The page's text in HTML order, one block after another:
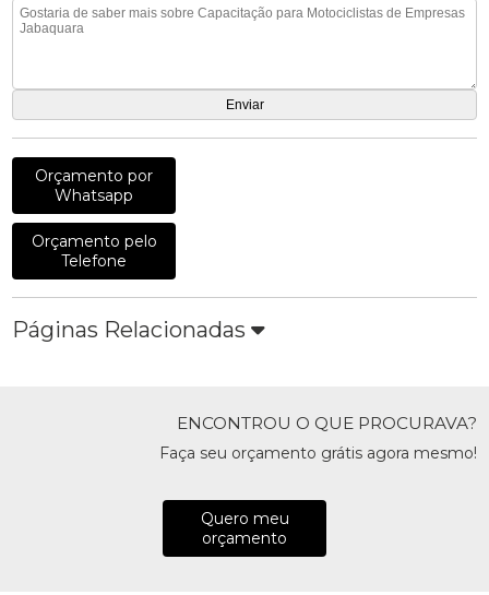
Orçamento por
Whatsapp
Orçamento pelo
Telefone
Páginas Relacionadas
ENCONTROU O QUE PROCURAVA?
Faça seu orçamento grátis agora mesmo!
Quero meu
orçamento